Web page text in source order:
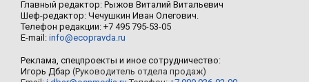
Главный редактор: Рыжов Виталий Витальевич
Шеф-редактор: Чечушкин Иван Олегович.
Телефон редакции: +7 495 795-53-05
E-mail: info@ecopravda.ru
Реклама, спецпроекты и иное сотрудничество:
Игорь Дбар (Руководитель отдела продаж)